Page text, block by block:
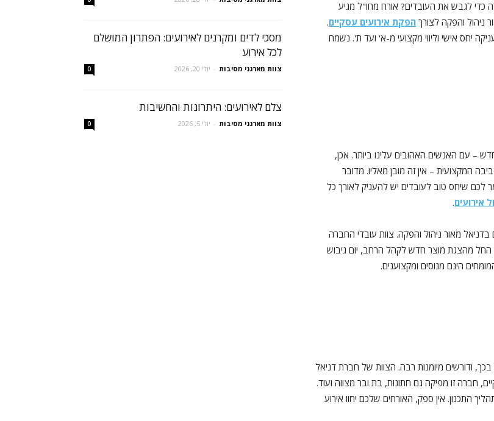
כדי לגבש את העובדים? אורח מחו"ל מגיע
ניהול והפקה לצורך הפקת אירועים עסקיים.
יחס אישי וליווי מקצועי מ-א' ועד ת'. נשמח
– עם האנשים האהובים עלינו ביותר. אכן,
המקצועית – אין זה מובן מאליו. מדובר
לכם שיחס טוב לעובדים יש להעניק לאורך כל
אירועים.
מאור ניהול והפקה. צוות עובדי החברה
החל מהצגת מוצר חדש לקהל הרחב, יום גיבוש
הינם מנוסים ומקצוענים.
ודורשים מיומנות רבה. הצוות של חברת דניאל
חברה זו מפיקה גם חתונות, בת ובר מצווה ועוד.
התכנון. אין ספק, האורחים שלכם יחוו אירוע
מסכי לדים ומקרנים לאירועים: הפתרון המושלם
לכל אירוע
צוות מארגני מסיבות - יולי 20, 2026 0
צלם לאירועים: היתרונות והחשיבות
צוות מארגני מסיבות - יולי 5, 2026 0